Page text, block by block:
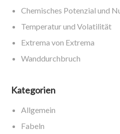
Chemisches Potenzial und
Temperatur und Volatilität
Extrema von Extrema
Wanddurchbruch
Kategorien
Allgemein
Fabeln